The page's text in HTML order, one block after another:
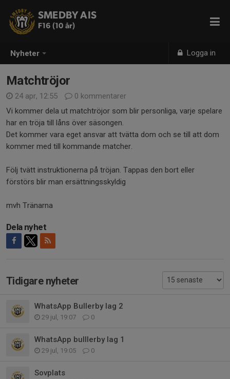
Nyheter Logga in
SMEDBY AIS
F16 (10 år)
Matchtröjor
24 apr, 12:55
0 kommentarer
Vi kommer dela ut matchtröjor som blir personliga, varje spelare
har en tröja till låns över säsongen.
Det kommer vara eget ansvar att tvätta dom och se till att dom
kommer med till kommande matcher.
Följ tvätt instruktionerna på tröjan. Tappas den bort eller
förstörs blir man ersättningsskyldig
mvh Tränarna
Dela nyhet
Tidigare nyheter
WhatsApp Bullerby lag 2
29 jul, 19:07 0
WhatsApp bulllerby lag 1
29 jul, 19:05 0
Sovplats